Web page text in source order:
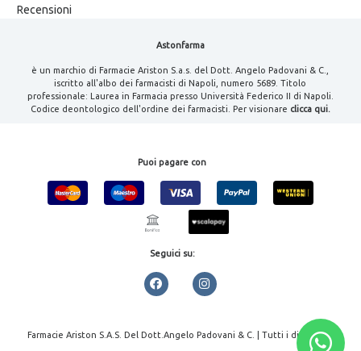
Recensioni
Astonfarma
è un marchio di Farmacie Ariston S.a.s. del Dott. Angelo Padovani & C.,
iscritto all'albo dei farmacisti di Napoli, numero 5689. Titolo
professionale: Laurea in Farmacia presso Università Federico II di Napoli.
Codice deontologico dell'ordine dei farmacisti. Per visionare clicca qui.
Puoi pagare con
Seguici su:
Farmacie Ariston S.A.S. Del Dott.Angelo Padovani & C. | Tutti i diritti